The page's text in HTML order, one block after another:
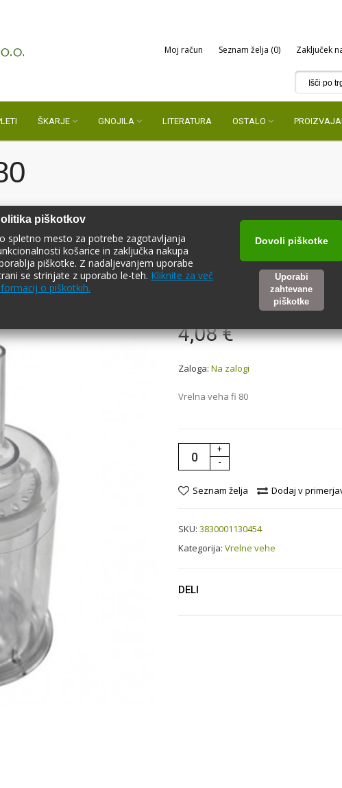
piškotkov
spletno mesto za potrebe zagotavljanja
košarice in zaključka nakupa
piškotke. Z nadaljevanjem uporabe
se strinjate z uporabo le-teh. Kliknite za več
o piškotkih.
Dovoli piškotke
Uporabi
zahtevane
piškotke
Moj račun Seznam želja (0) Zaključek
ŠKARJE GNOJILA LITERATURA OSTALO
VRELNA VEHA 80
4,08 €
Zaloga: Na zalogi
Vrelna veha fi 80
+
-
Seznam želja Dodaj v
SKU: 3830001130454
Kategorija: Vrelne vehe
DELI